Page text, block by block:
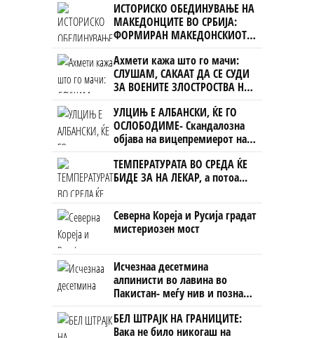
ИСТОРИСКО ОБЕДИНУВАЊЕ НА
МАКЕДОНЦИТЕ ВО СРБИЈА:
ФОРМИРАН МАКЕДОНСКИОТ
НАЦИОНАЛЕН СОЈУЗ
Ахмети кажа што го мачи:
СЛУШАМ, САКААТ ДА СЕ СУДИ
ЗА ВОЕНИТЕ ЗЛОСТРОСТВА НА
УЧК...
УЛЦИЊ Е АЛБАНСКИ, ЌЕ ГО
ОСЛОБОДИМЕ- Скандалозна
објава на вицепремиерот на
Црна Гора
ТЕМПЕРАТУРАТА ВО СРЕДА ЌЕ
БИДЕ ЗА НА ЛЕКАР, а потоа...
Северна Кореја и Русија градат
мистериозен мост
Исчезнаа десетмина
алпинисти во лавина во
Пакистан- меѓу нив и познат
Непалец
БЕЛ ШТРАЈК НА ГРАНИЦИТЕ:
Вака не било никогаш на